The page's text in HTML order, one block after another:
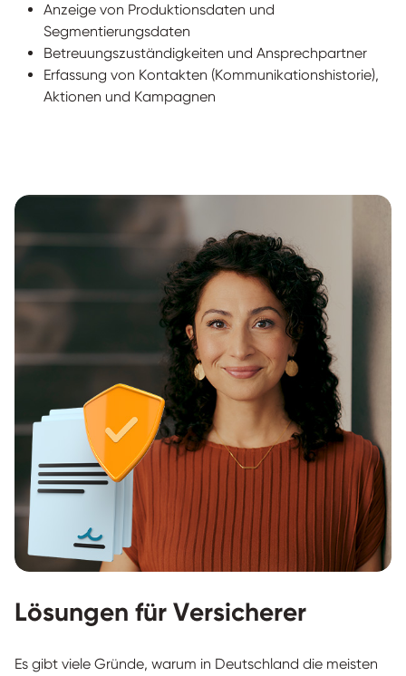
Anzeige von Produktionsdaten und
Segmentierungsdaten
Betreuungszuständigkeiten und Ansprechpartner
Erfassung von Kontakten (Kommunikationshistorie),
Aktionen und Kampagnen
Lösungen für Versicherer
Es gibt viele Gründe, warum in Deutschland die meisten